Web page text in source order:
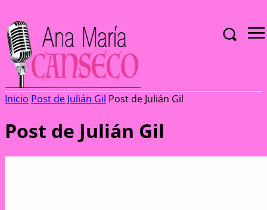
Inicio Post de Julián Gil Post de Julián Gil
Post de Julián Gil